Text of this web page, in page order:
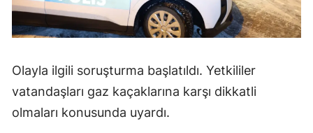
Olayla ilgili soruşturma başlatıldı. Yetkililer
vatandaşları gaz kaçaklarına karşı dikkatli
olmaları konusunda uyardı.